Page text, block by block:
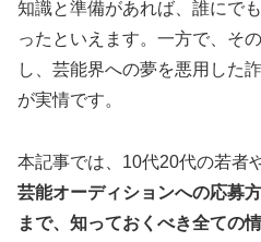
知識と準備があれば、誰にで
ったといえます。一方で、そ
し、芸能界への夢を悪用した
が実情です。
本記事では、10代20代の若者
芸能オーディションへの応募
まで、知っておくべき全ての